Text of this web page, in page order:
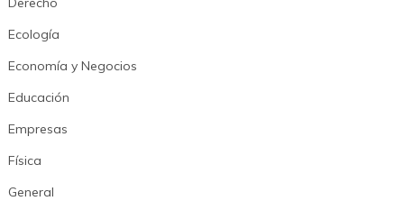
Ecología
Economía y Negocios
Educación
Empresas
Física
General